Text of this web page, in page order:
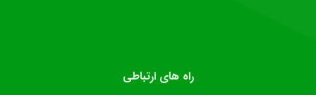
راه های ارتباطی